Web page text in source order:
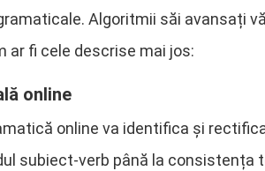
Algoritmii săi avansați
ar fi cele descrise mai jos:
online
online va identifica și
subiect-verb până la